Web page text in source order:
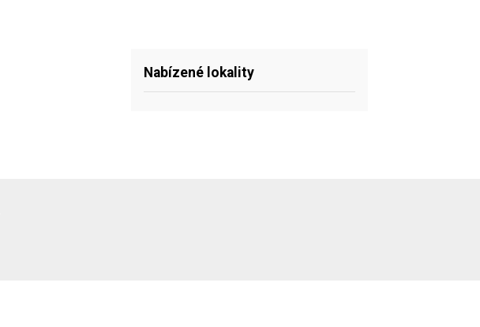
Nabízené lokality